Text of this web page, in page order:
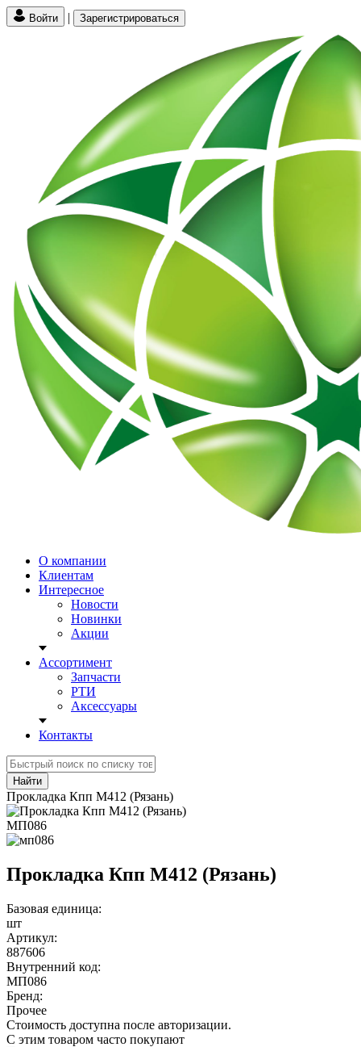
Войти | Зарегистрироваться
О компании
Клиентам
Интересное
Новости
Новинки
Акции
Ассортимент
Запчасти
РТИ
Аксессуары
Контакты
Найти
Прокладка Кпп М412 (Рязань)
МП086
Прокладка Кпп М412 (Рязань)
Базовая единица:
шт
Артикул:
887606
Внутренний код:
МП086
Бренд:
Прочее
Стоимость доступна после авторизации.
С этим товаром часто покупают